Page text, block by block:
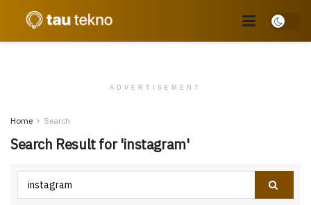
ADVERTISEMENT
Home Search
Search Result for 'instagram'